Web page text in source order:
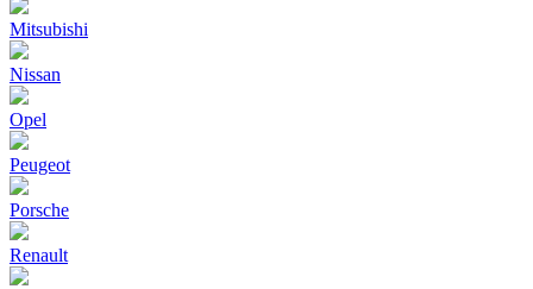
Mitsubishi
Nissan
Opel
Peugeot
Porsche
Renault